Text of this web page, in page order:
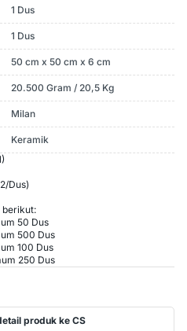
1 Dus
1 Dus
50 cm x 50 cm x 6 cm
20.500 Gram / 20,5 Kg
Milan
Keramik
Dus)
berikut:
50 Dus
500 Dus
100 Dus
250 Dus
produk ke CS